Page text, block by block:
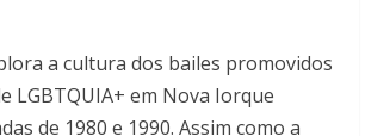
a cultura dos bailes promovidos
LGBTQUIA+ em Nova Iorque
de 1980 e 1990. Assim como a